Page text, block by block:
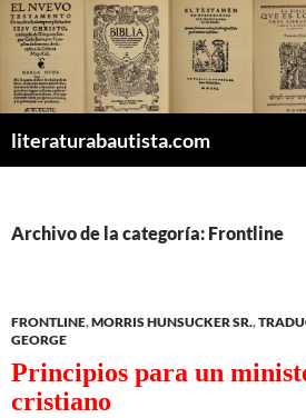
literaturabautista.com
Archivo de la categoría: Frontline
FRONTLINE,MORRIS HUNSUCKER SR.,
GEORGE
Principios para un
cristiano